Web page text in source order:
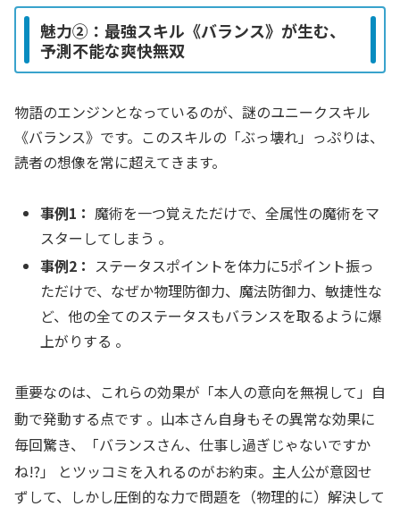
魅力②：最強スキル《バランス》が生む、
予測不能な爽快無双
物語のエンジンとなっているのが、謎のユニークスキル
《バランス》です。このスキルの「ぶっ壊れ」っぷりは、
読者の想像を常に超えてきます。
事例1： 魔術を一つ覚えただけで、全属性の魔術をマ
スターしてしまう 。
事例2： ステータスポイントを体力に5ポイント振っ
ただけで、なぜか物理防御力、魔法防御力、敏捷性な
ど、他の全てのステータスもバランスを取るように爆
上がりする 。
重要なのは、これらの効果が「本人の意向を無視して」自
動で発動する点です 。山本さん自身もその異常な効果に
毎回驚き、「バランスさん、仕事し過ぎじゃないですか
ね!?」
とツッコミを入れるのがお約束。主人公が意図せ
ずして、しかし圧倒的な力で問題を（物理的に）解決して